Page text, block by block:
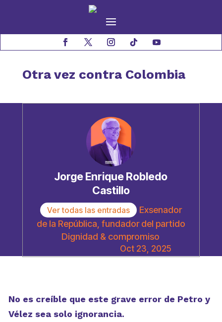
Otra vez contra Colombia
Jorge Enrique Robledo
Castillo
Ver todas las entradas
Exsenador
de la República, fundador del partido
Dignidad & compromiso
Oct 23, 2025
No es creíble que este grave error de Petro y
Vélez sea solo ignorancia.